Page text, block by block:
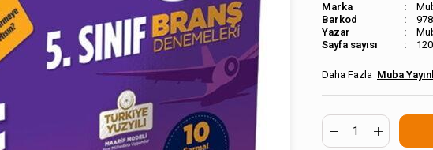
Marka
Barkod
Sayfa sayısı
120
Muba